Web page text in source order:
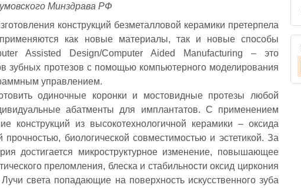
Минздрава РФ
конструкций безметалловой керамики претерпела
как новые материалы, так и новые способы
Assisted Design/Computer Aided Manufacturing – это
зубных протезов с помощью компьютерного моделирования
управлением.
одиночные коронки и мостовидные протезы любой
абатменты для имплантатов. С применением
конструкций из высокотехнологичной керамики – оксида
биологической совместимостью и эстетикой. За
достигается микроструктурное изменение, повышающее
преломления, блеска и стабильности оксид циркония
света попадающие на поверхность искусственного зуба